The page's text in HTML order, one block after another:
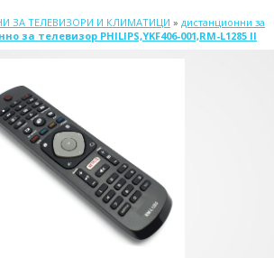
ЗА ТЕЛЕВИЗОРИ И КЛИМАТИЦИ » дистанционни за
за телевизор PHILIPS,YKF406-001,RM-L1285 II